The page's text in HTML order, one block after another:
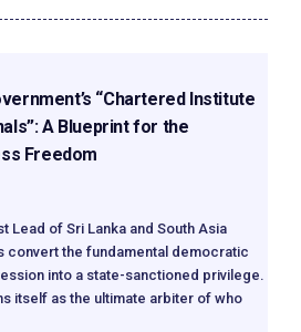
“Chartered Institute
A Blueprint for the
Freedom
Lead of Sri Lanka and South Asia
convert the fundamental democratic
into a state-sanctioned privilege.
itself as the ultimate arbiter of who